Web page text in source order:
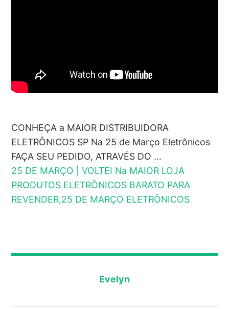
CONHEÇA a MAIOR DISTRIBUIDORA
ELETRÔNICOS SP Na 25 de Março Eletrônicos
FAÇA SEU PEDIDO, ATRAVÉS DO ...
25 DE MARÇO | VOLTEI Na MAIOR LOJA
PRODUTOS ELETRÔNICOS BARATO PARA
REVENDER,25 DE MARÇO ELETRÔNICOS
Evelyn